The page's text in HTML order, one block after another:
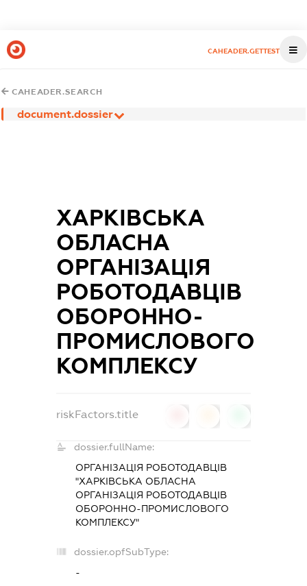
CAHEADER.GETTEST
CAHEADER.SEARCH
document.dossier
ХАРКІВСЬКА
ОБЛАСНА
ОРГАНІЗАЦІЯ
РОБОТОДАВЦІВ
ОБОРОННО-
ПРОМИСЛОВОГО
КОМПЛЕКСУ
riskFactors.title
dossier.fullName:
ОРГАНІЗАЦІЯ РОБОТОДАВЦІВ
"ХАРКІВСЬКА ОБЛАСНА
ОРГАНІЗАЦІЯ РОБОТОДАВЦІВ
ОБОРОННО-ПРОМИСЛОВОГО
КОМПЛЕКСУ"
dossier.opfSubType:
-